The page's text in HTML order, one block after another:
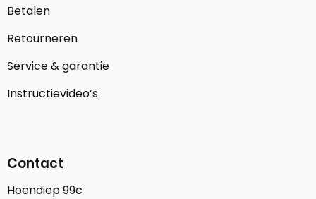
Betalen
Retourneren
Service & garantie
Instructievideo’s
Contact
Hoendiep 99c